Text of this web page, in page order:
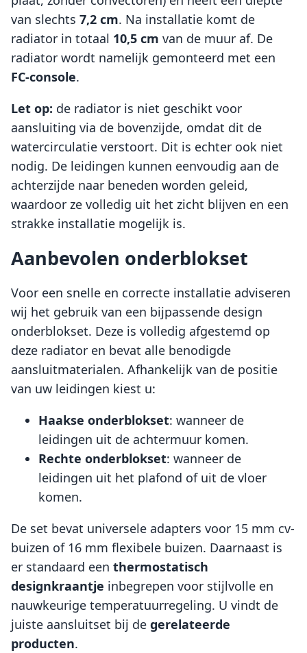
van slechts 7,2 cm. Na installatie komt de
radiator in totaal 10,5 cm van de muur af. De
radiator wordt namelijk gemonteerd met een
FC-console.
Let op: de radiator is niet geschikt voor
aansluiting via de bovenzijde, omdat dit de
watercirculatie verstoort. Dit is echter ook niet
nodig. De leidingen kunnen eenvoudig aan de
achterzijde naar beneden worden geleid,
waardoor ze volledig uit het zicht blijven en een
strakke installatie mogelijk is.
Aanbevolen onderblokset
Voor een snelle en correcte installatie adviseren
wij het gebruik van een bijpassende design
onderblokset. Deze is volledig afgestemd op
deze radiator en bevat alle benodigde
aansluitmaterialen. Afhankelijk van de positie
van uw leidingen kiest u:
Haakse onderblokset: wanneer de
leidingen uit de achtermuur komen.
Rechte onderblokset: wanneer de
leidingen uit het plafond of uit de vloer
komen.
De set bevat universele adapters voor 15 mm cv-
buizen of 16 mm flexibele buizen. Daarnaast is
er standaard een thermostatisch
designkraantje inbegrepen voor stijlvolle en
nauwkeurige temperatuurregeling. U vindt de
juiste aansluitset bij de gerelateerde
producten.